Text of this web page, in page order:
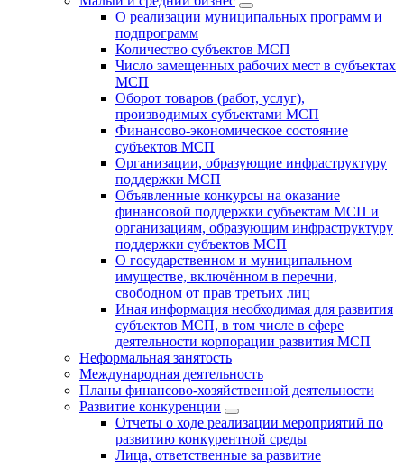
О реализации муниципальных программ и
подпрограмм
Количество субъектов МСП
Число замещенных рабочих мест в субъектах
МСП
Оборот товаров (работ, услуг),
производимых субъектами МСП
Финансово-экономическое состояние
субъектов МСП
Организации, образующие инфраструктуру
поддержки МСП
Объявленные конкурсы на оказание
финансовой поддержки субъектам МСП и
организациям, образующим инфраструктуру
поддержки субъектов МСП
О государственном и муниципальном
имуществе, включённом в перечни,
свободном от прав третьих лиц
Иная информация необходимая для развития
субъектов МСП, в том числе в сфере
деятельности корпорации развития МСП
Неформальная занятость
Международная деятельность
Планы финансово-хозяйственной деятельности
Развитие конкуренции
Отчеты о ходе реализации мероприятий по
развитию конкурентной среды
Лица, ответственные за развитие